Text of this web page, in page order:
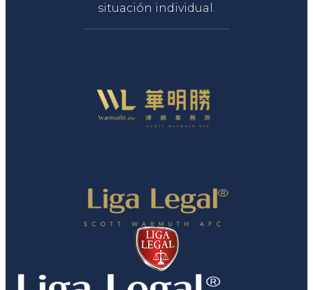
situación individual.